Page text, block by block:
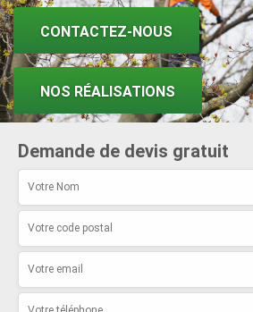
CONTACTEZ-NOUS
NOS RÉALISATIONS
Demande de devis gratuit